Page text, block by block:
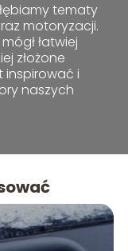
tematy
motoryzacji.
łatwiej
złożone
inspirować i
naszych